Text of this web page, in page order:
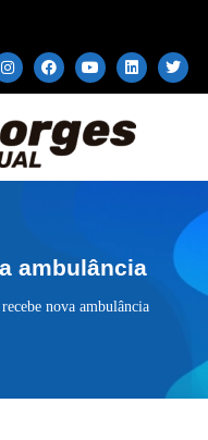
ambulância
nova ambulância